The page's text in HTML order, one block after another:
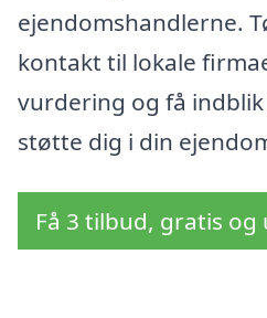
ejendomshandlerne.
kontakt til lokale
vurdering og få
støtte dig i din
Få 3 tilbud, gratis